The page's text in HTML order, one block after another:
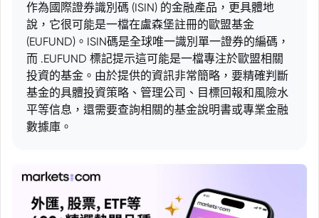
作為國際證券識別碼 (ISIN) 的金融產品，更具體地
說，它很可能是一檔在盧森堡註冊的歐盟基金
(EUFUND)。ISIN碼是全球唯一識別單一證券的編碼，
而 .EUFUND 標記提示這可能是一檔專注於歐盟相關
投資的基金。由於提供的資訊非常簡略，要精確判斷
基金的具體投資策略、管理公司、目標回報和風險水
平等信息，還需要查詢相關的基金說明書或專業金融
數據庫。